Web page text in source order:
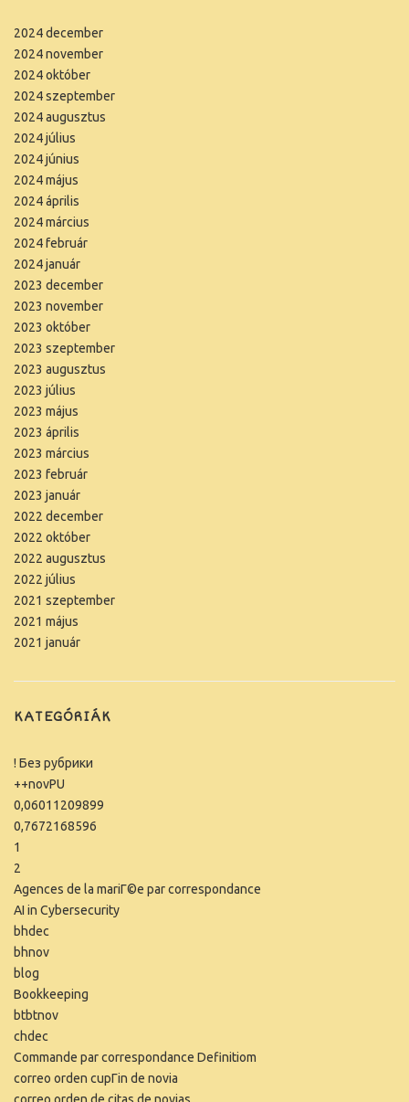
2024 december
2024 november
2024 október
2024 szeptember
2024 augusztus
2024 július
2024 június
2024 május
2024 április
2024 március
2024 február
2024 január
2023 december
2023 november
2023 október
2023 szeptember
2023 augusztus
2023 július
2023 május
2023 április
2023 március
2023 február
2023 január
2022 december
2022 október
2022 augusztus
2022 július
2021 szeptember
2021 május
2021 január
KATEGÓRIÁK
! Без рубрики
++novPU
0,06011209899
0,7672168596
1
2
Agences de la mariГ©e par correspondance
AI in Cybersecurity
bhdec
bhnov
blog
Bookkeeping
btbtnov
chdec
Commande par correspondance Definitiom
correo orden cupГіn de novia